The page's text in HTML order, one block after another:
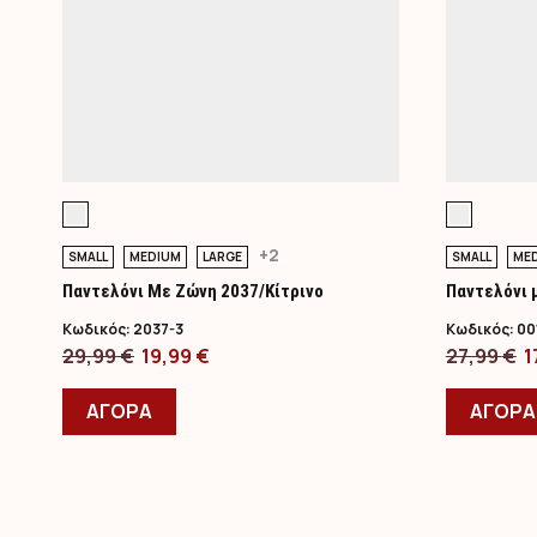
SMALL MEDIUM LARGE +2
Παντελόνι Με Ζώνη 2037/Κίτρινο
Κωδικός: 2037-3
29,99€ Original
price
was:
29,99 €.
19,99 €
ΑΓΟΡΑ
Αυτό
προϊόν
SMALL
Παντελόνι
Κωδικός:
27,99€
ΑΓΟΡΑ